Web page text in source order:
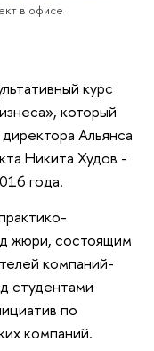
в офисе
курс
который
Альянса
Никита Худов -
года.
жюри, состоящим
компаний-
студентами
по
компаний.